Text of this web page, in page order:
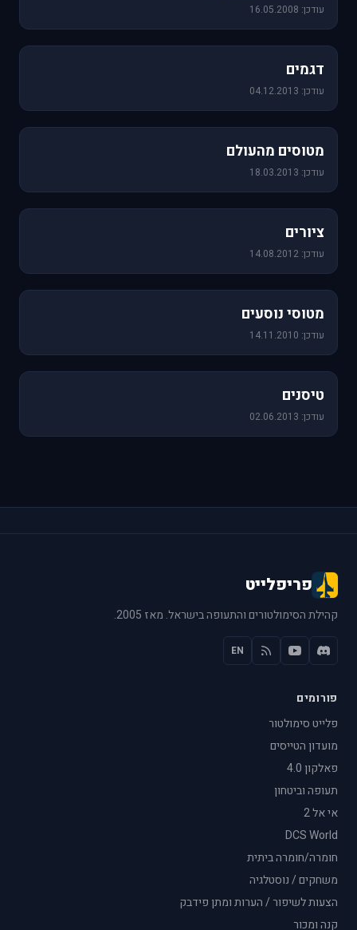
עודכן: 16.05.2008
דגמים
עודכן: 04.12.2013
מטוסים מהעולם
עודכן: 18.03.2013
ציורים
עודכן: 14.08.2012
מטוסי נוסעים
עודכן: 14.11.2010
טיסנים
עודכן: 02.06.2013
פריפלייט
קהילת הסימולטורים והתעופה בישראל. מאז 2005.
EN
פורומים
פלייט סימולטור
מועדון הטייסים
פאלקון 4.0
תעופה וביטחון
אי אל 2
DCS World
חומרה/חומרה ביתית
משחקים / נוסטלגיה
הצעות לשיפור / הערות ומתן פידבק
קנה ומכור